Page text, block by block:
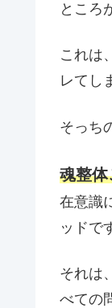
ところ
これは
レてし
そっち
魂整
在意識
ッドで
それは
べての